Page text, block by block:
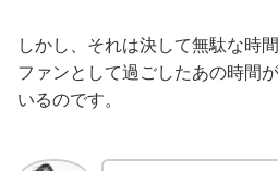
しかし、それは決して無駄な時
ファンとして過ごしたあの時間
いるのです。